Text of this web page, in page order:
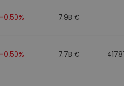
-0.50% 7.9B €
-0.50% 7.7B €